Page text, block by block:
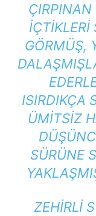
ÇIRPINAN
GÖRMÜŞ,
ISIRDIKÇA
ÜMITSIZ
SÜRÜNE
ZEHIRLI